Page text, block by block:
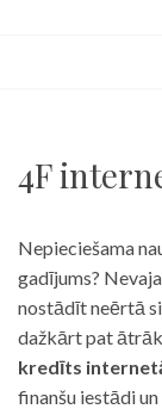
4F
Nepieciešama
gadījums?
nostādīt neērtā
dažkārt pat
kredīts
finanšu iestādi